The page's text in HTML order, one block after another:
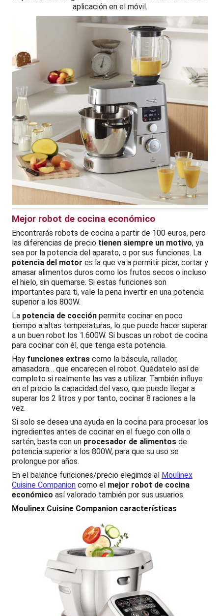
aplicación en el móvil.
Mejor robot de cocina económico
Encontrarás robots de cocina a partir de 100 euros, pero
las diferencias de precio tienen siempre un motivo, ya
sea por la potencia del aparato, o por sus funciones. La
potencia del motor es la que va a permitir picar, cortar y
amasar alimentos duros como los frutos secos o incluso
el hielo, sin quemarse. Si estas funciones son
importantes para ti, vale la pena invertir en una potencia
superior a los 800W.
La potencia de cocción permite cocinar en poco
tiempo a altas temperaturas, lo que puede hacer superar
a un buen robot los 1.600W. Si buscas un robot de cocina
para cocinar con él, que tenga esta potencia.
Hay funciones extras como la báscula, rallador,
amasadora… que encarecen el robot. Quédatelo así de
completo si realmente las vas a utilizar. También influye
en el precio la capacidad del vaso, que puede llegar a
superar los 2 litros y por tanto, cocinar 8 raciones a la
vez.
Si solo se desea una ayuda en la cocina para procesar los
ingredientes antes de cocinar en el fuego con olla o
sartén, basta con un procesador de alimentos de
potencia superior a los 800W, para que su uso se
prolongue por años.
En el balance funciones/precio elegimos al Moulinex
Cuisine Companion como el mejor robot de cocina
económico así valorado también por sus usuarios.
Moulinex Cuisine Companion características